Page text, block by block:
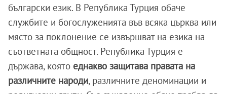
български език. В Република Турция обаче
службите и богослуженията във всяка църква или
място за поклонение се извършват на езика на
съответната общност. Република Турция е
държава, която еднакво защитава правата на
различните народи, различните деноминации и